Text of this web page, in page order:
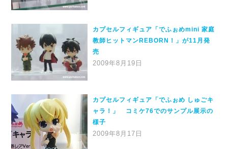
カプセルフィギュア「でふぉめmini 家庭
教師ヒットマンREBORN！」が11月発
売
2009年8月19日
カプセルフィギュア「でふぉめ しゅごキ
ャラ！」 コミケ76でのサンプル展示の
様子
2009年8月17日